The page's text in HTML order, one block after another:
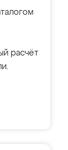
расчёт